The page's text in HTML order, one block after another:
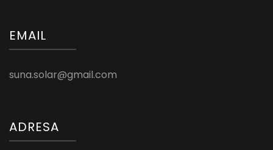
EMAIL
suna.solar@gmail.com
ADRESA